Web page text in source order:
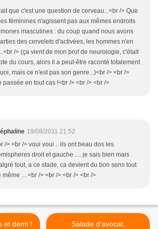
que c'est une question de cerveau...<br /> Que
féminines n'agissent pas aux mêmes endroits
masculines : du coup quand nous avons
des cervelets d'activées, les hommes n'en
/> (ça vient de mon prof de neurologie, c'était
du cours, alors il a peut-être raconté totalement
mais ce n'est pas son genre...)<br /> <br />
passée en tout cas !<br /> <br /> <br />
19/08/2011 21:52
/> <br /> voui voui .. ils ont beau dos les
droit et gauche .... je sais bien mais
tout, a ce stade, ca devient du bon sens tout
même ... <br /> <br /> <br /> <br />
Salade d'avocat,